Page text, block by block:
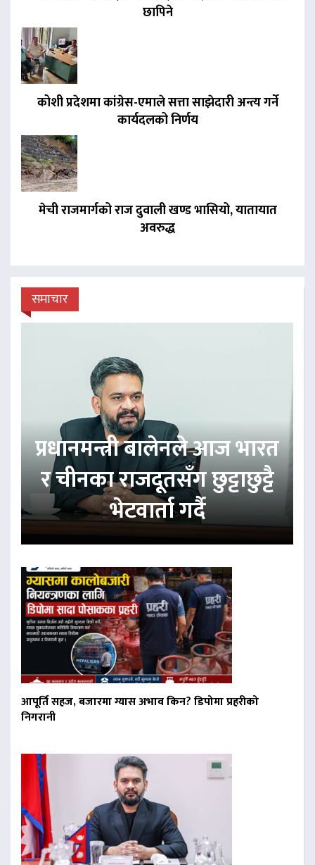
छापिने
कोशी प्रदेशमा कांग्रेस-एमाले सत्ता साझेदारी अन्त्य गर्ने
कार्यदलको निर्णय
मेची राजमार्गको राज दुवाली खण्ड भासियो, यातायात
अवरुद्ध
समाचार
प्रधानमन्त्री बालेनले आज भारत
र चीनका राजदूतसँग छुट्टाछुट्टै
भेटवार्ता गर्दै
आपूर्ति सहज, बजारमा ग्यास अभाव किन? डिपोमा प्रहरीको
निगरानी